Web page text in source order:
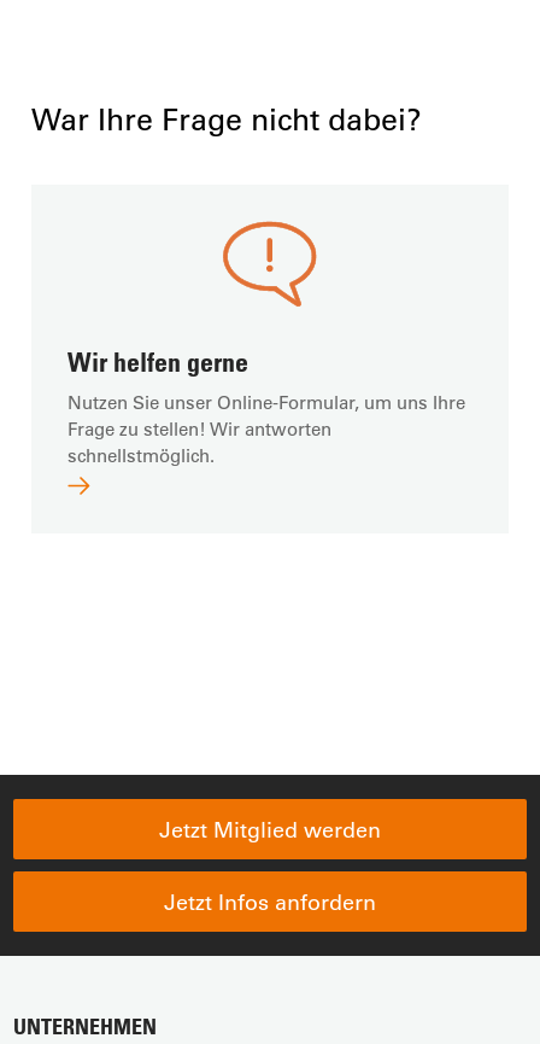
War Ihre Frage nicht dabei?
Wir helfen gerne
Nutzen Sie unser Online-Formular, um uns Ihre
Frage zu stellen! Wir antworten
schnellstmöglich.
Jetzt Mitglied werden
Jetzt Infos anfordern
UNTERNEHMEN